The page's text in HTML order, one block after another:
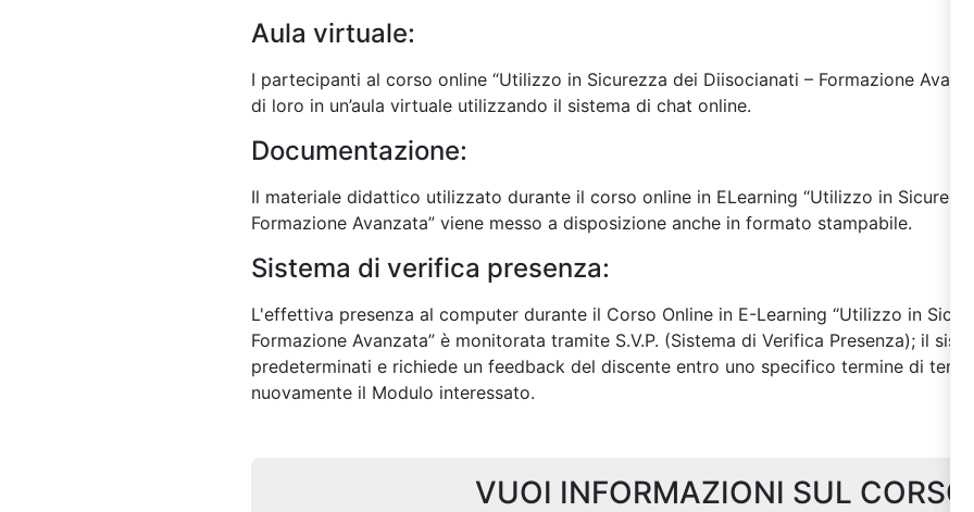
Aula virtuale:
I partecipanti al corso online “Utilizzo in Sicurezza dei Diisocianati – Formazione
di loro in un’aula virtuale utilizzando il sistema di chat online.
Documentazione:
Il materiale didattico utilizzato durante il corso online in ELearning “Utilizzo in
Formazione Avanzata” viene messo a disposizione anche in formato stampabile.
Sistema di verifica presenza:
L'effettiva presenza al computer durante il Corso Online in E-Learning “Utilizzo in
Formazione Avanzata” è monitorata tramite S.V.P. (Sistema di Verifica Presenza); il
predeterminati e richiede un feedback del discente entro uno specifico termine di
nuovamente il Modulo interessato.
VUOI INFORMAZIONI SUL CORSO?